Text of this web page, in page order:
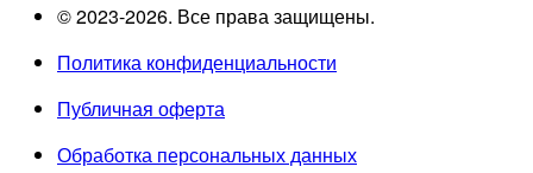
© 2023-2026. Все права защищены.
Политика конфиденциальности
Публичная оферта
Обработка персональных данных